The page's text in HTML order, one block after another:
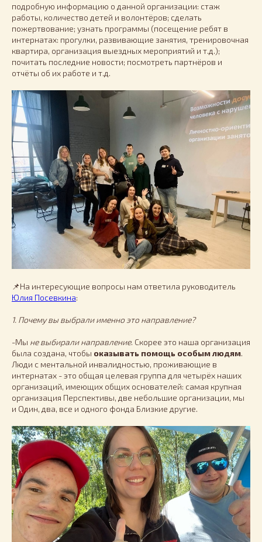
подробную информацию о данной организации: стаж
работы, количество детей и волонтёров; сделать
пожертвование; узнать программы (посещение ребят в
интернатах: прогулки, развивающие занятия, тренировочная
квартира, организация выездных мероприятий и т.д.);
почитать последние новости; посмотреть партнёров и
отчёты об их работе и т.д.
📌На интересующие вопросы нам ответила руководитель
Юлия Посевкина:
1. Почему вы выбрали именно это направление?
-Мы не выбирали направление. Скорее это наша организация
была создана, чтобы оказывать помощь особым людям.
Люди с ментальной инвалидностью, проживающие в
интернатах - это общая целевая группа для четырёх наших
организаций, имеющих общих основателей: самая крупная
организация Перспективы, две небольшие организации, мы
и Один, два, все и одного фонда Близкие другие.